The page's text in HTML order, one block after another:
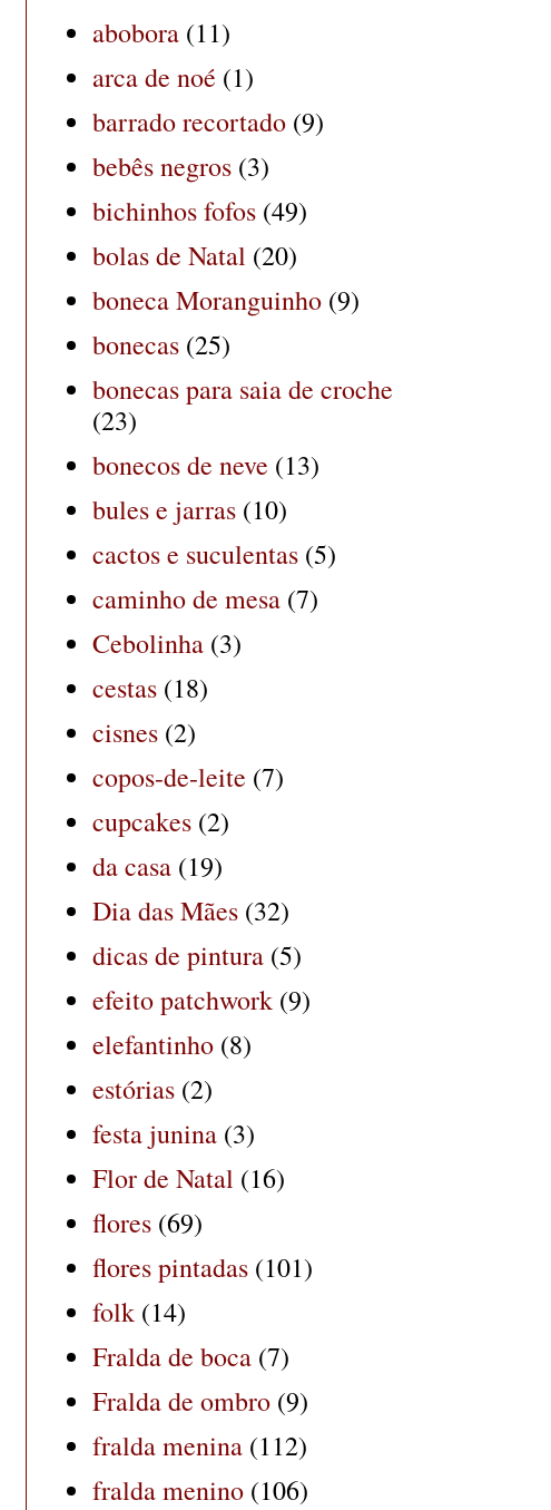
abobora (11)
arca de noé (1)
barrado recortado (9)
bebês negros (3)
bichinhos fofos (49)
bolas de Natal (20)
boneca Moranguinho (9)
bonecas (25)
bonecas para saia de croche
(23)
bonecos de neve (13)
bules e jarras (10)
cactos e suculentas (5)
caminho de mesa (7)
Cebolinha (3)
cestas (18)
cisnes (2)
copos-de-leite (7)
cupcakes (2)
da casa (19)
Dia das Mães (32)
dicas de pintura (5)
efeito patchwork (9)
elefantinho (8)
estórias (2)
festa junina (3)
Flor de Natal (16)
flores (69)
flores pintadas (101)
folk (14)
Fralda de boca (7)
Fralda de ombro (9)
fralda menina (112)
fralda menino (106)